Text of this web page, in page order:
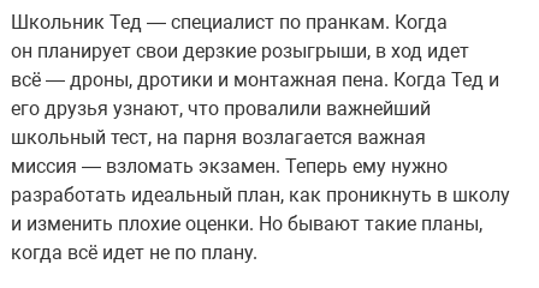
Школьник Тед — специалист по пранкам. Когда
он планирует свои дерзкие розыгрыши, в ход идет
всё — дроны, дротики и монтажная пена. Когда Тед и
его друзья узнают, что провалили важнейший
школьный тест, на парня возлагается важная
миссия — взломать экзамен. Теперь ему нужно
разработать идеальный план, как проникнуть в школу
и изменить плохие оценки. Но бывают такие планы,
когда всё идет не по плану.